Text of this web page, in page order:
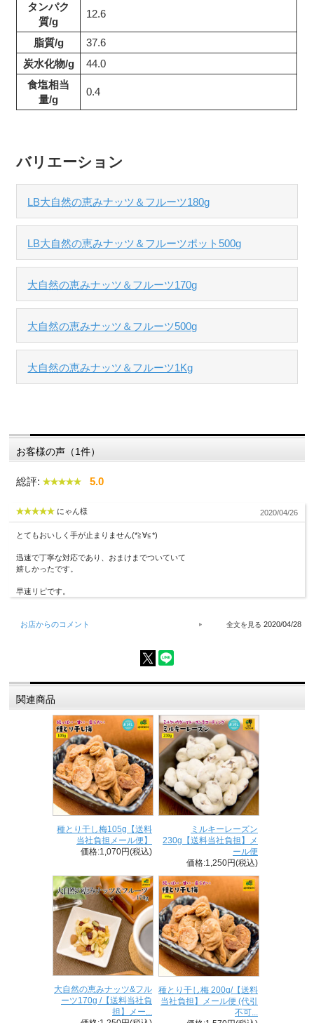
タンパク
質/g
12.6
脂質/g
37.6
炭水化物/g
44.0
食塩相当
量/g
0.4
バリエーション
LB大自然の恵みナッツ＆フルーツ180g
LB大自然の恵みナッツ＆フルーツポット500g
大自然の恵みナッツ＆フルーツ170g
大自然の恵みナッツ＆フルーツ500g
大自然の恵みナッツ＆フルーツ1Kg
お客様の声（1件）
総評: 5.0
にゃん様 2020/04/26
とてもおいしく手が止まりません(*≧∀≦*)
迅速で丁寧な対応であり、おまけまでついていて
嬉しかったです。
早速リピです。
お店からのコメント 2020/04/28
関連商品
種とり干し梅105g【送料
当社負担メール便】
価格:1,070円(税込)
ミルキーレーズン
230g【送料当社負担】メ
ール便
価格:1,250円(税込)
大自然の恵みナッツ&フル
ーツ170g /【送料当社負
担】メー...
種とり干し梅 200g/【送料
当社負担】メール便 (代引
不可...